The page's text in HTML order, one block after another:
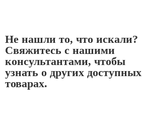
Не нашли то, что искали?
Свяжитесь с нашими
консультантами, чтобы
узнать о других доступных
товарах.